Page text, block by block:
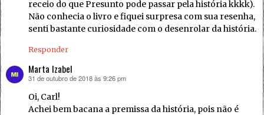
receio do que Presunto pode passar pela história kkkk).
Não conhecia o livro e fiquei surpresa com sua resenha,
senti bastante curiosidade com o desenrolar da história.
Responder
Marta Izabel
disse:
31 de outubro de 2018 às 9:26 pm
Oi, Carl!
Achei bem bacana a premissa da história, pois não é